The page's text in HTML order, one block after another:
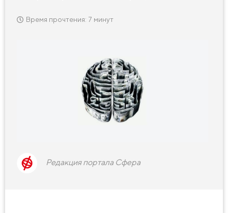
Время прочтения: 7 минут
Редакция портала Сфера